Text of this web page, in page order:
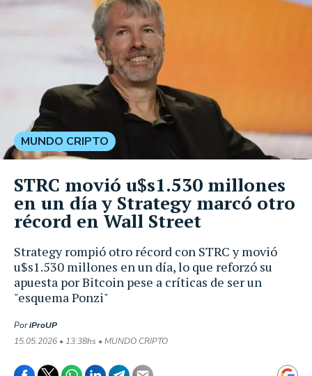
Strategy rompió otro récord con STRC y movió
u$s1.530 millones en un día, lo que reforzó su
apuesta por Bitcoin pese a críticas de ser un
"esquema Ponzi"
PoriProUP
15.05.2026 • 13:38hs • MUNDO CRIPTO
MUNDO CRIPTO
STRC movió u$s1.530 millones
en un día y Strategy marcó otro
récord en Wall Street